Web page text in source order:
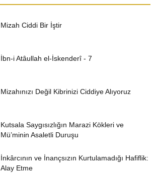
Mizah Ciddi Bir İştir
İbn-i Atâullah el-İskenderî - 7
Mizahınızı Değil Kibrinizi Ciddiye Alıyoruz
Kutsala Saygısızlığın Marazi Kökleri ve
Mü’minin Asaletli Duruşu
İnkârcının ve İnançsızın Kurtulamadığı Hafiflik:
Alay Etme